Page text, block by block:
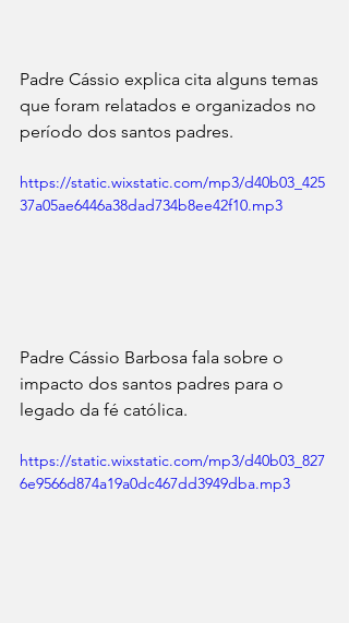
Padre Cássio explica cita alguns temas
que foram relatados e organizados no
período dos santos padres.
https://static.wixstatic.com/mp3/d40b03_425
37a05ae6446a38dad734b8ee42f10.mp3
Padre Cássio Barbosa fala sobre o
impacto dos santos padres para o
legado da fé católica.
https://static.wixstatic.com/mp3/d40b03_827
6e9566d874a19a0dc467dd3949dba.mp3